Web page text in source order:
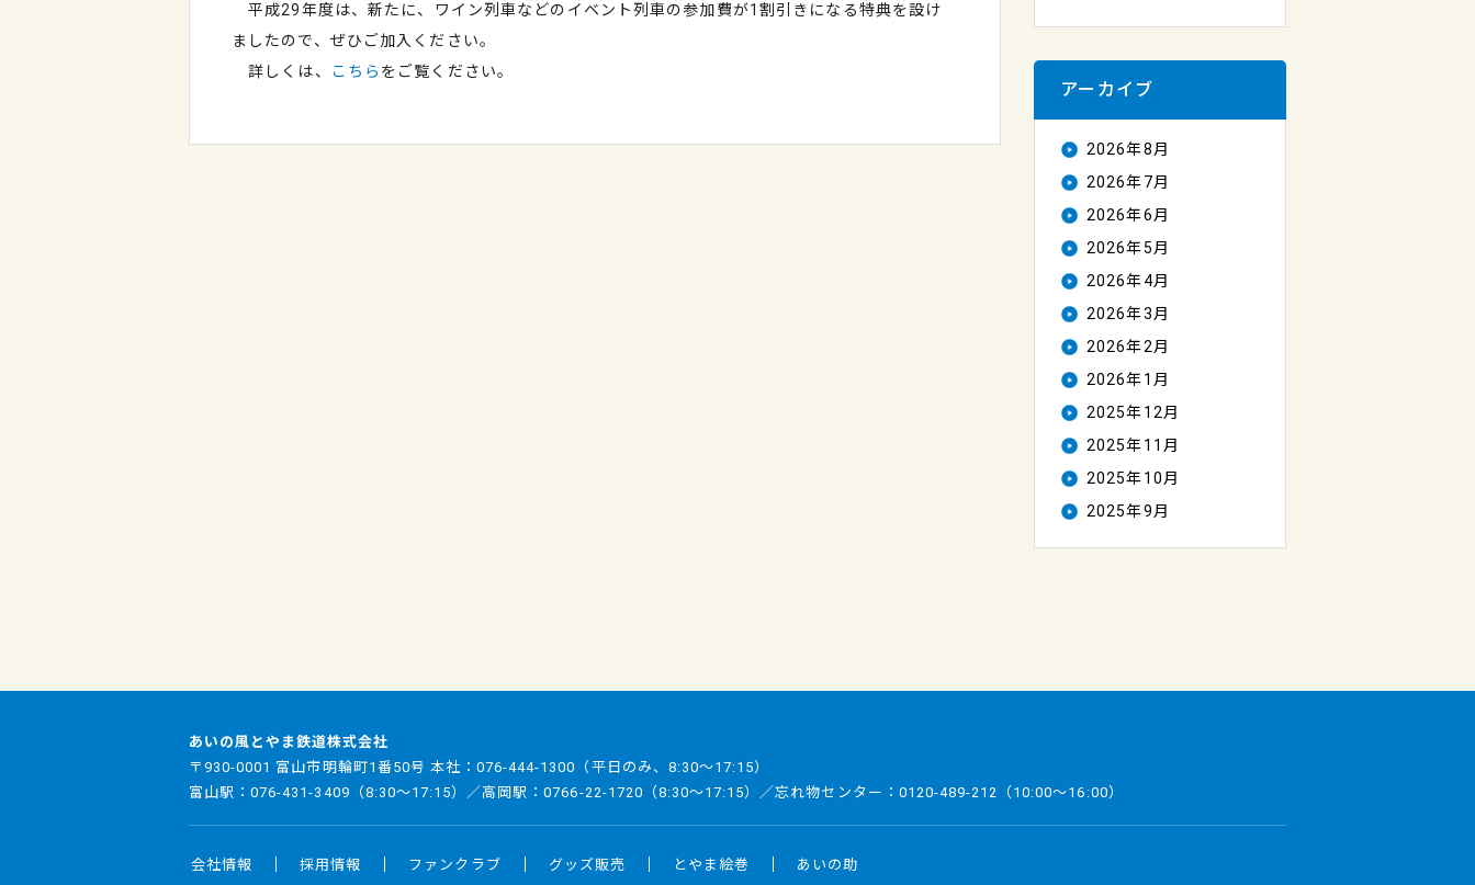
平成29年度は、新たに、ワイン列車などのイベント列車の参加費が1割引きになる特典を設け
ましたので、ぜひご加入ください。
詳しくは、
こちら をご覧ください。
アーカイブ
2026年8月
2026年7月
2026年6月
2026年5月
2026年4月
2026年3月
2026年2月
2026年1月
2025年12月
2025年11月
2025年10月
2025年9月
あいの風とやま鉄道株式会社
〒930-0001 富山市明輪町1番50号 本社： 076-444-1300 （平日のみ、8:30～17:15）
富山駅：076-431-3409 （8:30～17:15）／高岡駅：0766-22-1720 （8:30～17:15）／忘れ物センター： 0120-489-212 （10:00～16:00）
会社情報 採用情報 ファンクラブ グッズ販売 とやま絵巻 あいの助